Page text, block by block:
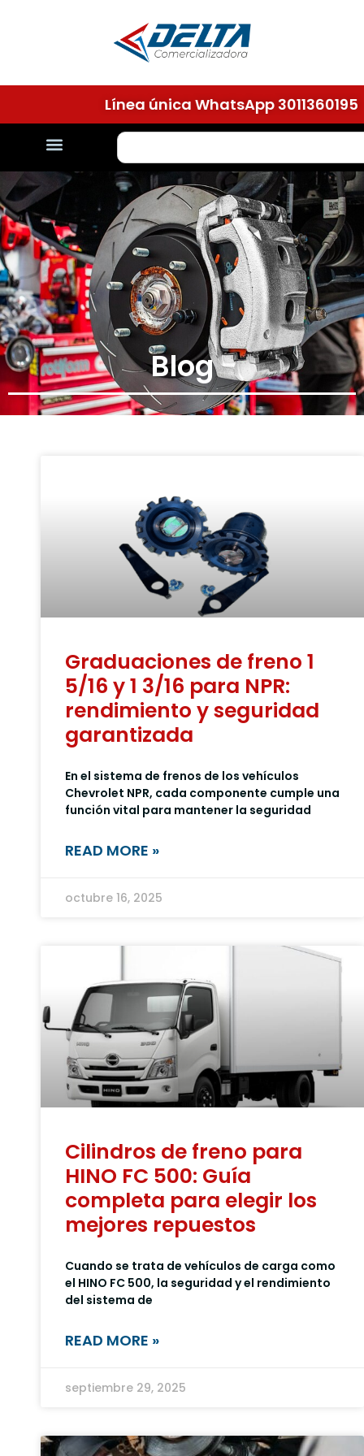
Línea única WhatsApp
Blog
Graduaciones de freno 1
5/16 y 1 3/16 para NPR:
rendimiento y seguridad
garantizada
En el sistema de frenos de los vehículos
Chevrolet NPR, cada componente cumple una
función vital para mantener la seguridad
READ MORE »
octubre 16, 2025
Cilindros de freno para
HINO FC 500: Guía
completa para elegir los
mejores repuestos
Cuando se trata de vehículos de carga como
el HINO FC 500, la seguridad y el rendimiento
del sistema de
READ MORE »
septiembre 29, 2025